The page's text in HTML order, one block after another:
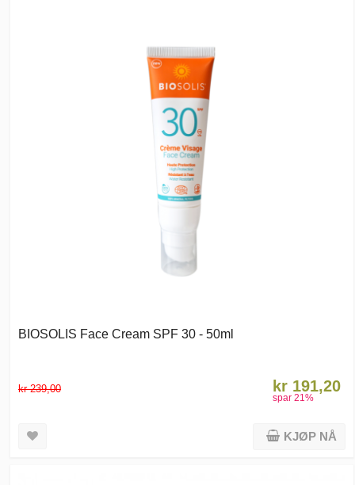
BIOSOLIS Face Cream SPF 30 - 50ml
kr 239,00 kr 191,20
spar 21%
KJØP NÅ